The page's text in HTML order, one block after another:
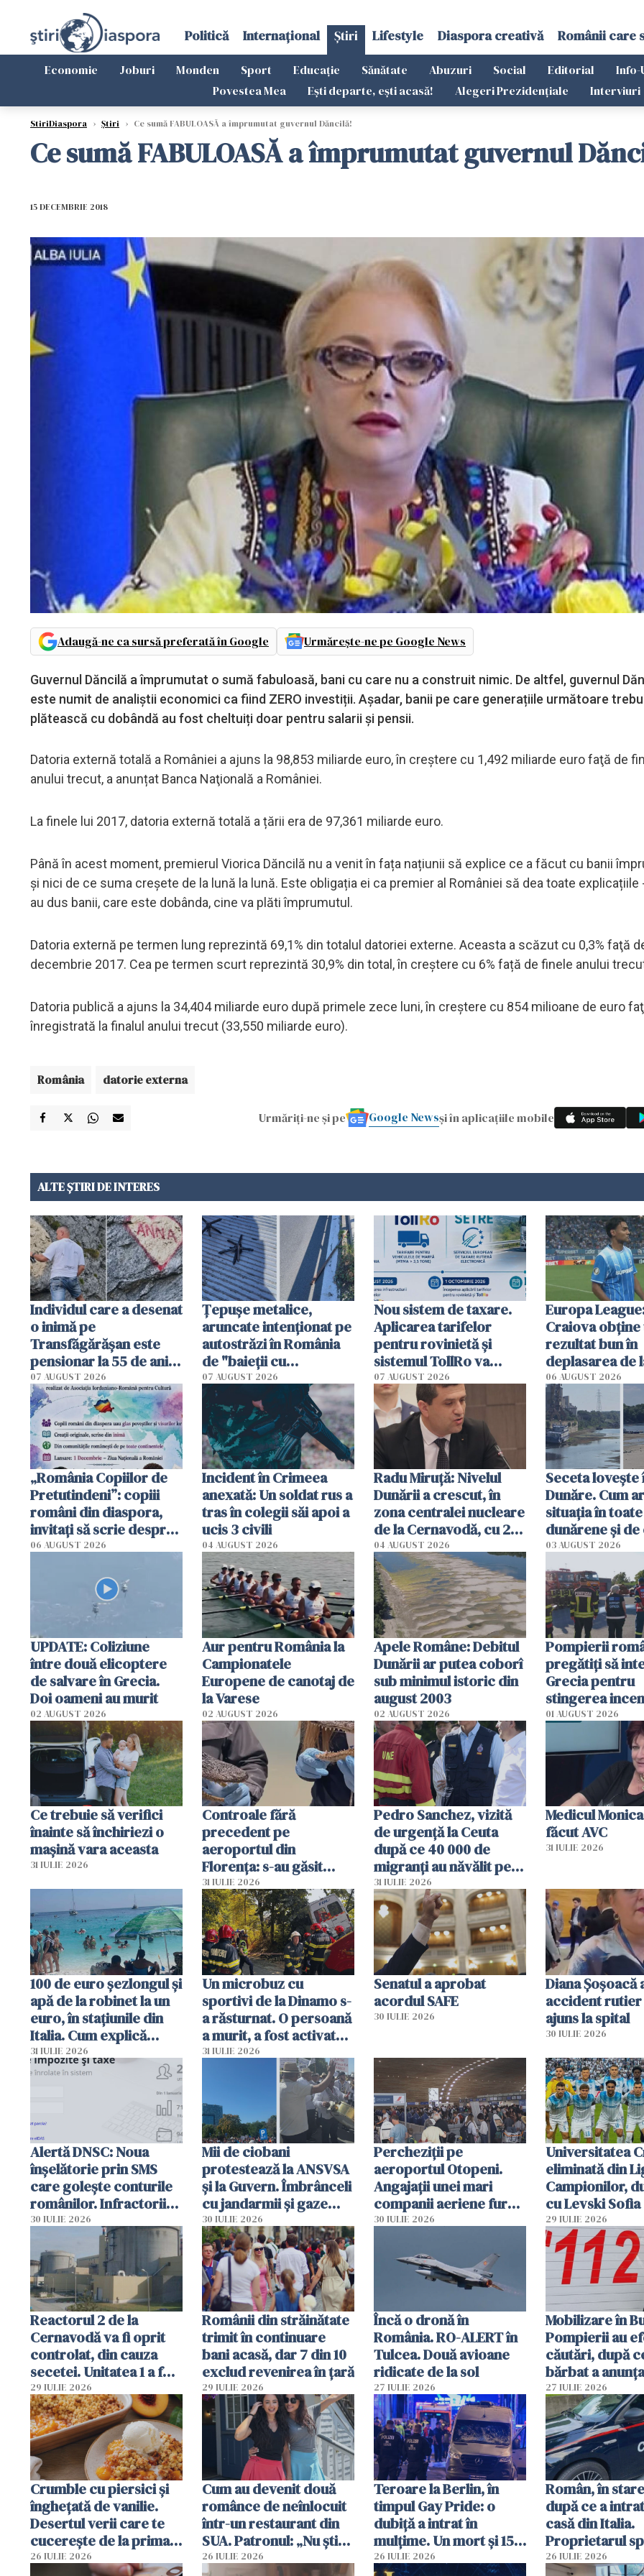
Politică Internațional Știri Lifestyle Diaspora creativă Românii care
Economie Joburi Monden Sport Educație Sănătate Abuzuri Social Editorial Info-
Povestea Mea
Ești departe, ești acasă! Alegeri Prezidențiale Interviuri
StiriDiaspora › Știri › Ce sumă FABULOASĂ a împrumutat guvernul Dăncilă!
Ce sumă FABULOASĂ a împrumutat guvernul
15 DECEMBRIE 2018
Adaugă-ne ca sursă preferată în Google Urmărește-ne pe Google News
Guvernul Dăncilă a împrumutat o sumă fabuloasă, bani cu care nu a construit nimic. De altfel, guvernul
este numit de analiștii economici ca fiind ZERO investiții. Așadar, banii pe care generațiile următoare
plătească cu dobândă au fost cheltuiți doar pentru salarii și pensii.
Datoria externă totală a României a ajuns la 98,853 miliarde euro, în creștere cu 1,492 miliarde euro faţă de
anului trecut, a anunțat Banca Naţională a României.
La finele lui 2017, datoria externă totală a țării era de 97,361 miliarde euro.
Până în acest moment, premierul Viorica Dăncilă nu a venit în fața națiunii să explice ce a făcut cu banii
și nici de ce suma creșete de la lună la lună. Este obligația ei ca premier al României să dea toate explicațiile
au dus banii, care este dobânda, cine va plăti împrumutul.
Datoria externă pe termen lung reprezintă 69,1% din totalul datoriei externe. Aceasta a scăzut cu 0,3% faţă
decembrie 2017. Cea pe termen scurt reprezintă 30,9% din total, în creştere cu 6% față de finele anului
Datoria publică a ajuns la 34,404 miliarde euro după primele zece luni, în creştere cu 854 milioane de euro
înregistrată la finalul anului trecut (33,550 miliarde euro).
România datorie externa
Urmăriți-ne și pe Google Newsși în aplicațiile mobile
ALTE ȘTIRI DE INTERES
Individul care a desenat
o inimă pe
Transfăgărășan este
pensionar la 55 de ani.
Poliția l-a identificat
07 AUGUST 2026
Țepușe metalice,
aruncate intenționat pe
autostrăzi în România
de "baieții cu
platforme": "Mi-au
cerut 1200 lei să mă
tracteze"
07 AUGUST 2026
Nou sistem de taxare.
Aplicarea tarifelor
pentru rovinietă şi
sistemul TollRo va
începe la 1 octombrie
07 AUGUST 2026
Europa
Craiova obține
rezultat bun în
deplasarea de
06 AUGUST 2026
„România Copiilor de
Pretutindeni”: copiii
români din diaspora,
invitați să scrie despre
România într-un volum
06 AUGUST 2026
Incident în Crimeea
anexată: Un soldat rus a
tras în colegii săi apoi a
ucis 3 civili
04 AUGUST 2026
Radu Miruţă: Nivelul
Dunării a crescut, în
zona centralei nucleare
de la Cernavodă, cu 2
cm faţă de ziua trecută
04 AUGUST 2026
Seceta
Dunăre. Cum
situația în
dunărene și de
România
efectele, deși a
în iulie
03 AUGUST 2026
UPDATE: Coliziune
între două elicoptere
de salvare în Grecia.
Doi oameni au murit
02 AUGUST 2026
Aur pentru România la
Campionatele
Europene de canotaj de
la Varese
02 AUGUST 2026
Apele Române: Debitul
Dunării ar putea coborî
sub minimul istoric din
august 2003
02 AUGUST 2026
Pompierii
pregătiţi să
Grecia pentru
stingerea
01 AUGUST 2026
Ce trebuie să verifici
înainte să închiriezi o
mașină vara aceasta
31 IULIE 2026
Controale fără
precedent pe
aeroportul din
Florența: s-au găsit
capete de aligator și o
sumă imensă de bani
31 IULIE 2026
Pedro Sanchez, vizită
de urgență la Ceuta
după ce 40 000 de
migranți au năvălit pe
teritoriul spaniol: „Vom
mobiliza toate
resursele"
31 IULIE 2026
Medicul
făcut AVC
31 IULIE 2026
100 de euro șezlongul și
apă de la robinet la un
euro, în stațiunile din
Italia. Cum explică
autoritățile
31 IULIE 2026
Un microbuz cu
sportivi de la Dinamo s-
a răsturnat. O persoană
a murit, a fost activat
planul roșu de
31 IULIE 2026
Senatul a aprobat
acordul SAFE
30 IULIE 2026
Diana Șoșoacă
accident rutier
ajuns la spital
30 IULIE 2026
Alertă DNSC: Noua
înșelătorie prin SMS
care golește conturile
românilor. Infractorii
folosesc numele
Ghișeul.ro și al Poliției
Române
30 IULIE 2026
Mii de ciobani
protestează la ANSVSA
și la Guvern. Îmbrânceli
cu jandarmii și gaze
lacrimogene
30 IULIE 2026
Percheziții pe
aeroportul Otopeni.
Angajații unei mari
companii aeriene furau
parfumuri, ceasuri și
vânzării
30 IULIE 2026
Universitatea
eliminată din
Campionilor,
cu Levski Sofia
29 IULIE 2026
Reactorul 2 de la
Cernavodă va fi oprit
controlat, din cauza
secetei. Unitatea 1 a fost
deja oprită
29 IULIE 2026
Românii din străinătate
trimit în continuare
bani acasă, dar 7 din 10
exclud revenirea în țară
29 IULIE 2026
Încă o dronă în
România. RO-ALERT în
Tulcea. Două avioane
ridicate de la sol
27 IULIE 2026
Mobilizare în
Pompierii au
căutări, după
bărbat a
că a văzut un
luminos
27 IULIE 2026
Crumble cu piersici și
înghețată de vanilie.
Desertul verii care te
cucerește de la prima
lingură
26 IULIE 2026
Cum au devenit două
românce de neînlocuit
într-un restaurant din
SUA. Patronul: „Nu știu
ce o să mă fac fără voi”
26 IULIE 2026
Teroare la Berlin, în
timpul Gay Pride: o
dubiță a intrat în
mulțime. Un mort și 15
răniți
26 IULIE 2026
Român, în
după ce a
casă din Italia.
Proprietarul
s-a apărat cu
26 IULIE 2026